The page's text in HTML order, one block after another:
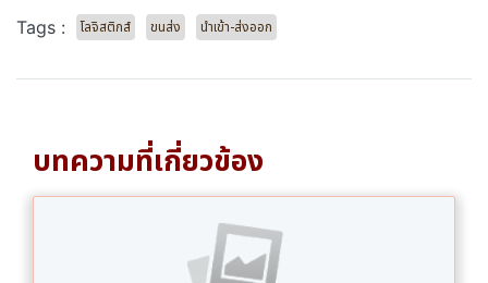
Tags : โลจิสติกส์ ขนส่ง นำเข้า-ส่งออก
บทความที่เกี่ยวข้อง